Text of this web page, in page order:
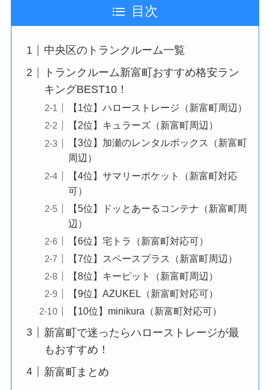
目次
中央区のトランクルーム一覧
トランクルーム新富町おすすめ格安ラン
キングBEST10！
【1位】ハローストレージ（新富町周辺）
【2位】キュラーズ（新富町周辺）
【3位】加瀬のレンタルボックス（新富町
周辺）
【4位】サマリーポケット（新富町対応
可）
【5位】ドッとあーるコンテナ（新富町周
辺）
【6位】宅トラ（新富町対応可）
【7位】スペースプラス（新富町周辺）
【8位】キーピット（新富町周辺）
【9位】AZUKEL（新富町対応可）
【10位】minikura（新富町対応可）
新富町で迷ったらハローストレージが最
もおすすめ！
新富町まとめ